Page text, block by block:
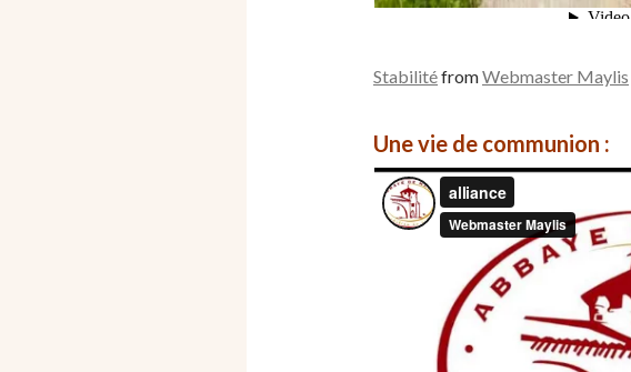
StabilitéfromWebmaster Maylis
Une vie de communion :